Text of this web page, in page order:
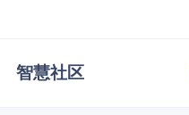
智慧社区